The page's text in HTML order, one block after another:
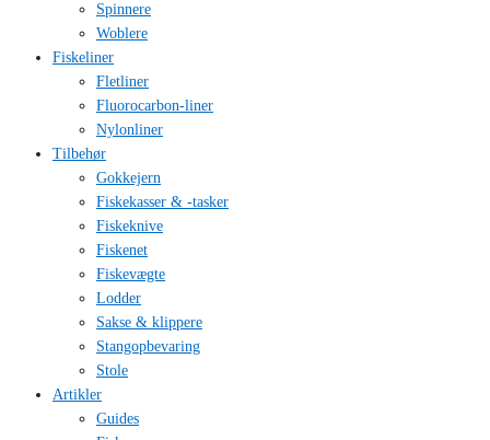
Spinnere
Woblere
Fiskeliner
Fletliner
Fluorocarbon-liner
Nylonliner
Tilbehør
Gokkejern
Fiskekasser & -tasker
Fiskeknive
Fiskenet
Fiskevægte
Lodder
Sakse & klippere
Stangopbevaring
Stole
Artikler
Guides